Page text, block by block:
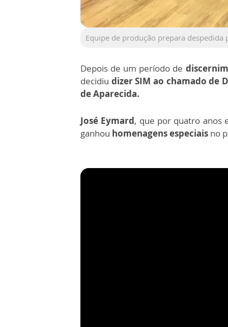
Equipe de produção prepara despedida
Depois de um período de
decidiu dizer SIM ao chamado de
de Aparecida.
José Eymard, que por quatro anos
ganhou homenagens especiais no